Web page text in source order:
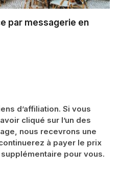
par messagerie en
d’affiliation. Si vous
cliqué sur l’un des
nous recevrons une
à payer le prix
pour vous.